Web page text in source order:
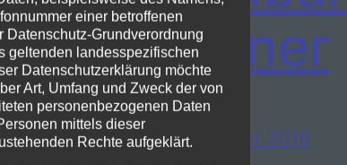
vom
die diese
haben.
Lindner
20. November 2016
einer betroffenen
Datenschutz-Grundverordnung
geltenden landesspezifischen
Datenschutzerklärung möchte
Art, Umfang und Zweck der von
personenbezogenen Daten
mittels dieser
Rechte aufgeklärt.